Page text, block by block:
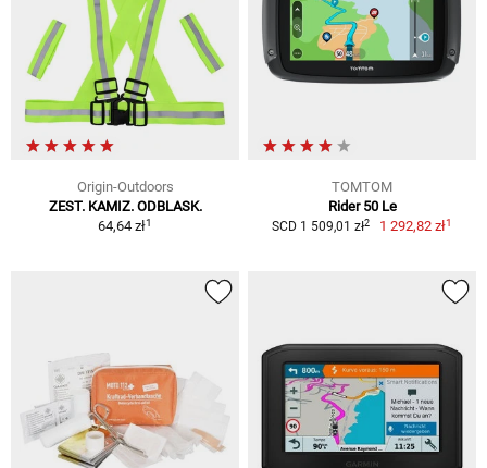
Origin-Outdoors
ZEST. KAMIZ. ODBLASK.
64,64 zł1
TOMTOM
Rider 50 Le
SCD 1 509,01 zł2 1 292,82 zł1